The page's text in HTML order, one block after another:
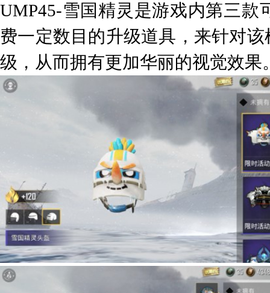
UMP45-雪国精灵是游戏内第三
费一定数目的升级道具，来针对
级，从而拥有更加华丽的视觉效果